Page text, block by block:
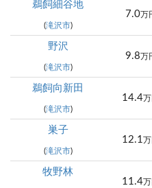
鵜飼細谷地
(滝沢市)
7.0万
野沢
(滝沢市)
9.8 万
鵜飼向新田
(滝沢市)
14.4
巣子
(滝沢市)
12.1
牧野林
11.4